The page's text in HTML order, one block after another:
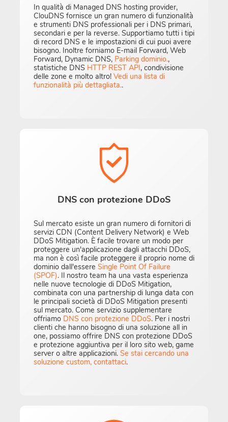
In qualità di Managed DNS hosting provider,
ClouDNS fornisce un gran numero di funzionalità
e strumenti DNS professionali per i DNS primari,
secondari e per la reverse. Supportiamo tutti i tipi
di record DNS e le impostazioni di cui puoi avere
bisogno. Inoltre forniamo E-mail Forward, Web
Forward, Dynamic DNS, Parking dominio.,
statistiche DNS HTTP REST API, condivisione
delle zone e molto altro! Vedi una lista di
funzionalità più dettagliata..
DNS con protezione DDoS
Sul mercato esiste un gran numero di fornitori di
servizi CDN (Content Delivery Network) e Web
DDoS Mitigation. È facile trovare un modo per
proteggere un'applicazione dagli attacchi DDoS,
ma non è così facile proteggere il proprio nome di
dominio dall'essere Single Point Of Failure
(SPOF). Il nostro team ha una vasta esperienza
nelle nuove tecnologie di DDoS Mitigation,
combinata con una partnership di lunga data con
le principali società di DDoS Mitigation presenti
sul mercato. Come servizio supplementare
offriamo DNS con protezione DDoS. Per i nostri
clienti che hanno bisogno di una soluzione all in
one, possiamo offrire DNS con protezione DDoS
e protezione aggiuntiva per il loro sito web, game
server o altre applicazioni. Se stai cercando una
soluzione custom, contattaci.